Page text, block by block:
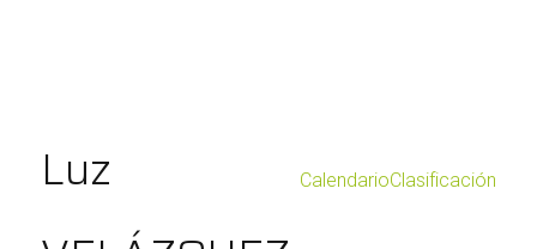
CalendarioClasificación
Luz